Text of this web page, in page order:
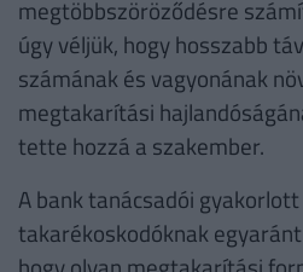
megtöbbszöröződésre
úgy véljük, hogy hosszabb
számának és vagyonának
megtakarítási
tette hozzá a szakember.
A bank tanácsadói
takarékoskodóknak